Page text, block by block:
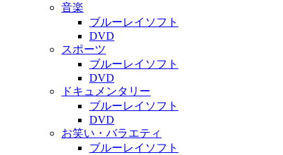
音楽
ブルーレイソフト
DVD
スポーツ
ブルーレイソフト
DVD
ドキュメンタリー
ブルーレイソフト
DVD
お笑い・バラエティ
ブルーレイソフト